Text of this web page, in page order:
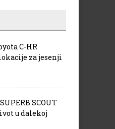
C-HR
za jesenji
SCOUT
u dalekoj